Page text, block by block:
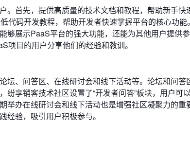
。首先，提供高质量的技术文档和教程，帮助新手快
代码开发教程，帮助开发者快速掌握平台的核心功能
够展示PaaS平台的强大功能，还能为其他用户提供
项目的用户分享他们的经验和教训。
坛、问答区、在线研讨会和线下活动等。论坛和问答
享销客技术社区设置了“开发者问答”板块，用户可
举办在线研讨会和线下活动也是增强社区凝聚力的重
验，吸引用户积极参与。